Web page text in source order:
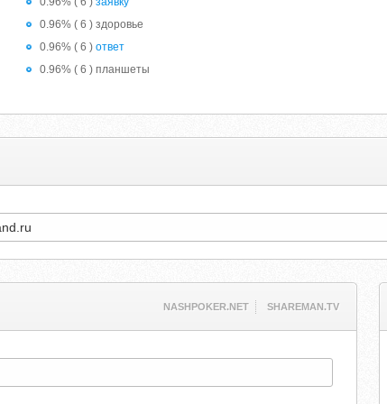
0.96% ( 6 ) здоровье
0.96% ( 6 )ответ
0.96% ( 6 ) планшеты
NASHPOKER.NET SHAREMAN.TV